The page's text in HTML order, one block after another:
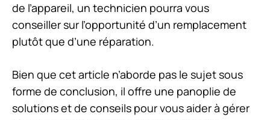
de l’appareil, un technicien pourra vous
conseiller sur l’opportunité d’un remplacement
plutôt que d’une réparation.
Bien que cet article n’aborde pas le sujet sous
forme de conclusion, il offre une panoplie de
solutions et de conseils pour vous aider à gérer